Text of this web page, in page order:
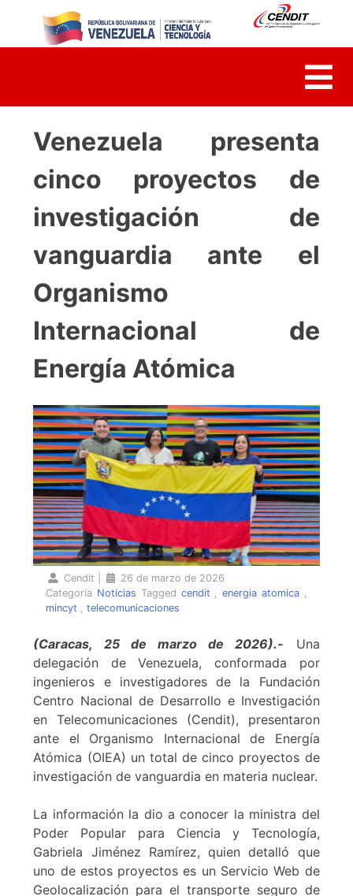
content
Venezuela presenta
cinco proyectos de
investigación de
vanguardia ante el
Organismo
Internacional de
Energía Atómica
Cendit
26 de marzo de 2026
Categoría Noticias Tagged cendit ,energia atomica ,
mincyt , telecomunicaciones
(Caracas, 25 de marzo de 2026).- Una
delegación de Venezuela, conformada por
ingenieros e investigadores de la Fundación
Centro Nacional de Desarrollo e Investigación
en Telecomunicaciones (Cendit), presentaron
ante el Organismo Internacional de Energía
Atómica (OIEA) un total de cinco proyectos de
investigación de vanguardia en materia nuclear.
La información la dio a conocer la ministra del
Poder Popular para Ciencia y Tecnología,
Gabriela Jiménez Ramírez, quien detalló que
uno de estos proyectos es un Servicio Web de
Geolocalización para el transporte seguro de